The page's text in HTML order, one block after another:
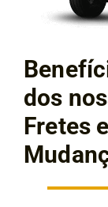
dos
Fretes